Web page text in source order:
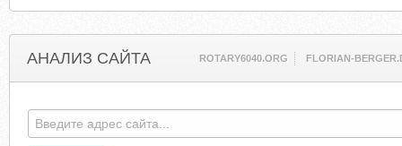
АНАЛИЗ САЙТА ROTARY6040.ORG FLORIAN-